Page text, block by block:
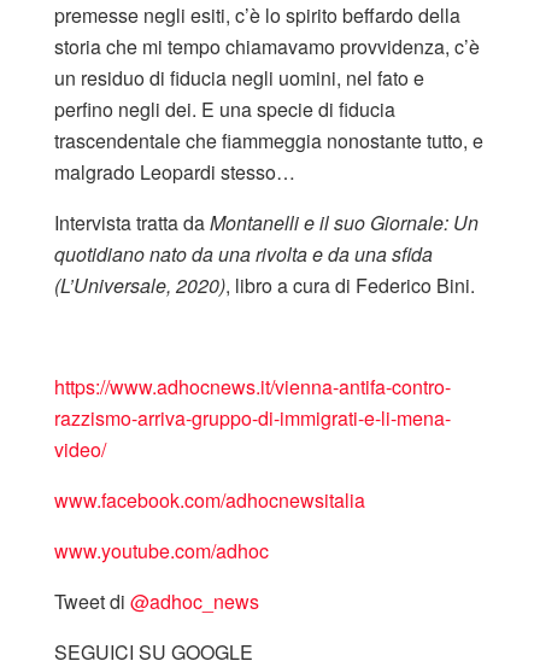
premesse negli esiti, c’è lo spirito beffardo della
storia che mi tempo chiamavamo provvidenza, c’è
un residuo di fiducia negli uomini, nel fato e
perfino negli dei. E una specie di fiducia
trascendentale che fiammeggia nonostante tutto, e
malgrado Leopardi stesso…
Intervista tratta daMontanelli e il suo Giornale: Un
quotidiano nato da una rivolta e da una sfida
(L’Universale, 2020), libro a cura di Federico Bini.
https://www.adhocnews.it/vienna-antifa-contro-
razzismo-arriva-gruppo-di-immigrati-e-li-mena-
video/
www.facebook.com/adhocnewsitalia
www.youtube.com/adhoc
Tweet di ‎@adhoc_news
SEGUICI SU GOOGLE